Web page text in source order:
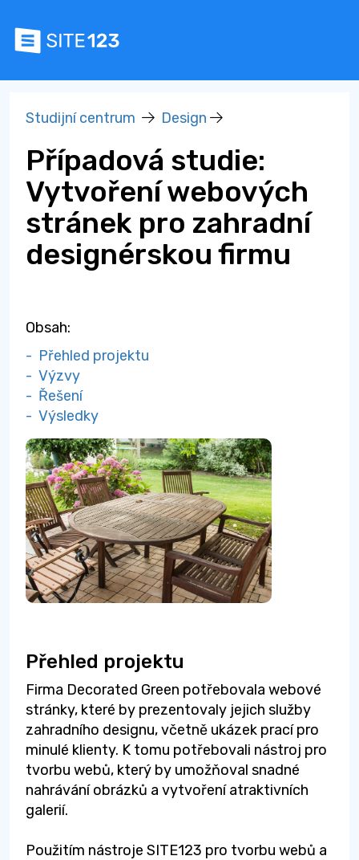
Studijní centrum Design
Případová studie:
Vytvoření webových
stránek pro zahradní
designérskou firmu
Obsah:
- Přehled projektu
- Výzvy
- Řešení
- Výsledky
Přehled projektu
Firma Decorated Green potřebovala webové
stránky, které by prezentovaly jejich služby
zahradního designu, včetně ukázek prací pro
minulé klienty. K tomu potřebovali nástroj pro
tvorbu webů, který by umožňoval snadné
nahrávání obrázků a vytvoření atraktivních
galerií.
Použitím nástroje SITE123 pro tvorbu webů a